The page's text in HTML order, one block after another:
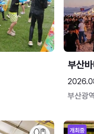
부산
부산광
개최중